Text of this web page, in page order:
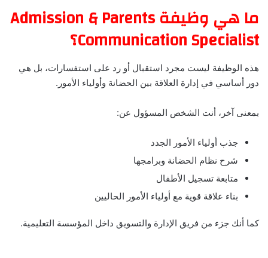
ما هي وظيفة Admission & Parents
Communication Specialist؟
هذه الوظيفة ليست مجرد استقبال أو رد على استفسارات، بل هي
دور أساسي في إدارة العلاقة بين الحضانة وأولياء الأمور.
بمعنى آخر، أنت الشخص المسؤول عن:
جذب أولياء الأمور الجدد
شرح نظام الحضانة وبرامجها
متابعة تسجيل الأطفال
بناء علاقة قوية مع أولياء الأمور الحاليين
كما أنك جزء من فريق الإدارة والتسويق داخل المؤسسة التعليمية.